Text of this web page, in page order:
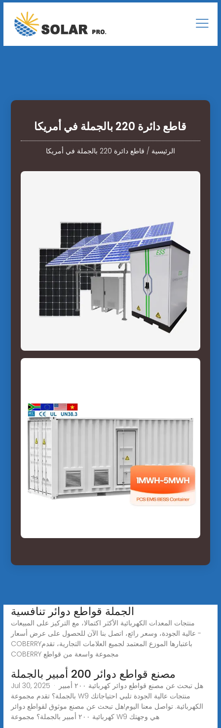
قاطع دائرة 220 بالجملة في أمريكا
الرئيسية / قاطع دائرة 220 بالجملة في أمريكا
الجملة قواطع دوائر تنافسية
منتجات المعدات الكهربائية الأكثر اكتمالا، مع التركيز على المبيعات
عالية الجودة، وسعر رائع، اتصل بنا الآن للحصول على عرض أسعار -
COBERRYباعتبارها الموزع المعتمد لجميع العلامات التجارية، تقدم
COBERRY مجموعة واسعة من قواطع
مصنع قواطع دوائر 200 أمبير بالجملة
Jul 30, 2025 · هل تبحث عن مصنع قواطع دوائر كهربائية ٢٠٠ أمبير
بالجملة؟ تقدم مجموعة W9 منتجات عالية الجودة تلبي احتياجاتك
الكهربائية. تواصل معنا اليوم!هل تبحث عن مصنع موثوق لقواطع دوائر
كهربائية ٢٠٠ أمبير بالجملة؟ مجموعة W9 هي وجهتك